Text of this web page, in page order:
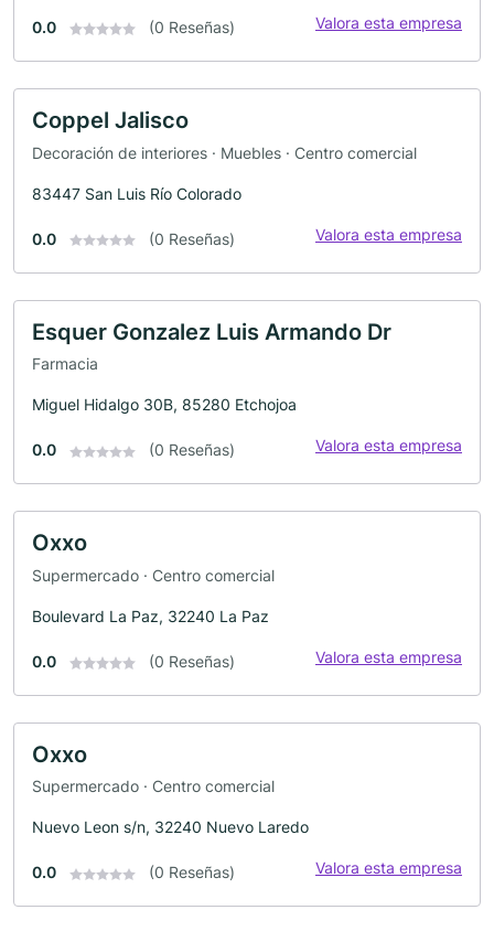
0.0 (0 Reseñas) Valora esta empresa
Coppel Jalisco
Decoración de interiores · Muebles · Centro comercial
83447 San Luis Río Colorado
0.0 (0 Reseñas) Valora esta empresa
Esquer Gonzalez Luis Armando Dr
Farmacia
Miguel Hidalgo 30B, 85280 Etchojoa
0.0 (0 Reseñas) Valora esta empresa
Oxxo
Supermercado · Centro comercial
Boulevard La Paz, 32240 La Paz
0.0 (0 Reseñas) Valora esta empresa
Oxxo
Supermercado · Centro comercial
Nuevo Leon s/n, 32240 Nuevo Laredo
0.0 (0 Reseñas) Valora esta empresa